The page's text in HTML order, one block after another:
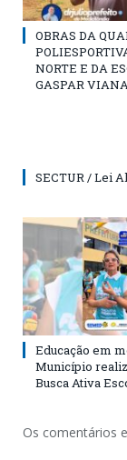
OBRAS DA
NORTE E DA
GASPAR
SECTUR / Lei
Educação em
Município
Busca Ativa
Os comentários